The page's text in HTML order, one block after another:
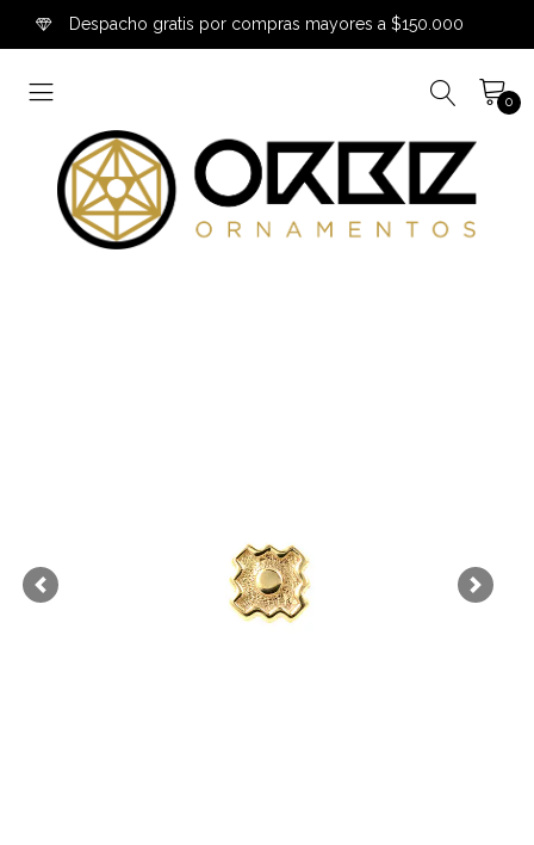
Despacho gratis por compras mayores a $150.000
0
Previous Next